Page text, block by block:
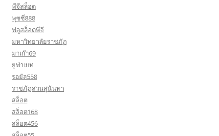
พีจีสล็อต
พุซซี่888
ฟลูสล็อตพีจี
มหาวิทยาลัยราชภัฏ
มาเก๊า69
ยูฟ่าเบท
รอยัล558
ราชภัฏสวนสุนันทา
สล็อต
สล็อต168
สล็อต456